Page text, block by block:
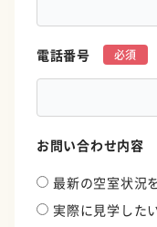
電話番号
お問い合わせ内容
最新の空室状況
実際に見学した